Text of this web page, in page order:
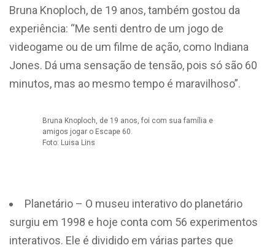
Bruna Knoploch, de 19 anos, também gostou da
experiência: “Me senti dentro de um jogo de
videogame ou de um filme de ação, como Indiana
Jones. Dá uma sensação de tensão, pois só são 60
minutos, mas ao mesmo tempo é maravilhoso”.
Bruna Knoploch, de 19 anos, foi com sua família e
amigos jogar o Escape 60.
Foto: Luisa Lins
Planetário – O museu interativo do planetário
surgiu em 1998 e hoje conta com 56 experimentos
interativos. Ele é dividido em várias partes que